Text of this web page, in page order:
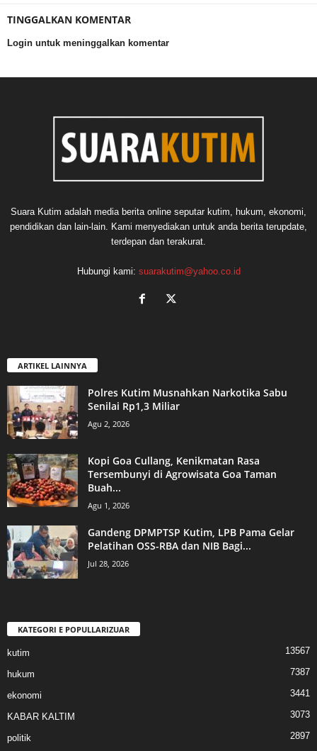
TINGGALKAN KOMENTAR
Login untuk meninggalkan komentar
Suara Kutim adalah media berita online seputar kutim, hukum, ekonomi,
pendidikan dan lain-lain. Kami menyediakan untuk anda berita terupdate,
terdepan dan terakurat.
Hubungi kami: suarakutim@yahoo.co.id
ARTIKEL LAINNYA
Polres Kutim Musnahkan Narkotika Sabu
Senilai Rp1,3 Miliar
Agu 2, 2026
Kopi Goa Cullang, Kenikmatan Rasa
Tersembunyi di Agrowisata Goa Taman
Buah...
Agu 1, 2026
Gandeng DPMPTSP Kutim, LPB Pama Gelar
Pelatihan OSS-RBA dan NIB Bagi...
Jul 28, 2026
KATEGORI E POPULLARIZUAR
kutim 13567
hukum 7387
ekonomi 3441
KABAR KALTIM 3073
politik 2897